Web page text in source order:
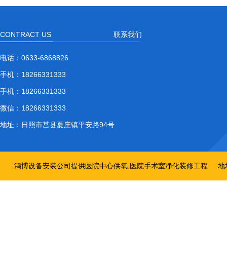
联系我们
CONTRACT US
电话： 0633-6868826
手机： 18266331333
手机： 18266331333
微信： 18266331333
地址： 日照市莒县夏庄镇平安路94号
鸿博设备安装公司提供医院中心供氧,医院手术室净化装修工程 地